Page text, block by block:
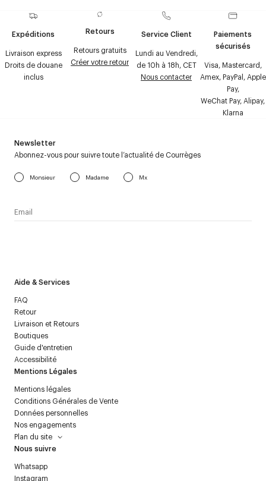
Expéditions
Livraison express
Droits de douane
inclus
Retours
Retours gratuits
Créer votre retour
Service Client
Lundi au Vendredi,
de 10h à 18h, CET
Nous contacter
Paiements
sécurisés
Visa, Mastercard,
Amex, PayPal, Apple
Pay,
WeChat Pay, Alipay,
Klarna
Aide & Services
FAQ
Retour
Livraison et Retours
Boutiques
Guide d'entretien
Accessibilité
Mentions Légales
Mentions légales
Conditions Générales de Vente
Données personnelles
Nos engagements
Plan du site
Nous suivre
Whatsapp
Instagram
Newsletter
Abonnez-vous pour suivre toute l’actualité de Courrèges
Monsieur Madame Mx